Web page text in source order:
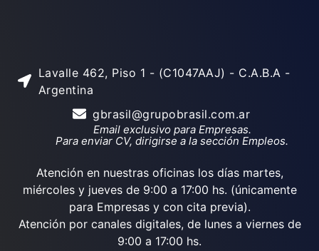
Lavalle 462, Piso 1 - (C1047AAJ) - C.A.B.A -
Argentina
gbrasil@grupobrasil.com.ar
Email exclusivo para Empresas.
Para enviar CV, dirigirse a la sección Empleos.
Atención en nuestras oficinas los días martes,
miércoles y jueves de 9:00 a 17:00 hs. (únicamente
para Empresas y con cita previa).
Atención por canales digitales, de lunes a viernes de
9:00 a 17:00 hs.